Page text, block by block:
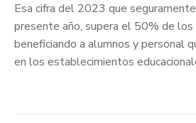
Esa cifra del 2023 que
presente año, supera el 50% de
beneficiando a alumnos y personal
en los establecimientos